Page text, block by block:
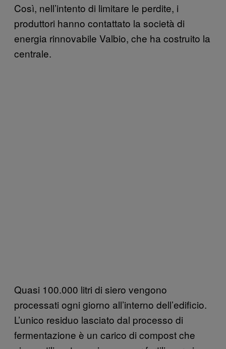
Così, nell’intento di limitare le perdite, i
produttori hanno contattato la società di
energia rinnovabile Valbio, che ha costruito la
centrale.
Quasi 100.000 litri di siero vengono
processati ogni giorno all’interno dell’edificio.
L’unico residuo lasciato dal processo di
fermentazione è un carico di compost che